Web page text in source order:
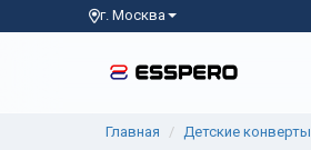
г. Москва
Главная Детские конверты